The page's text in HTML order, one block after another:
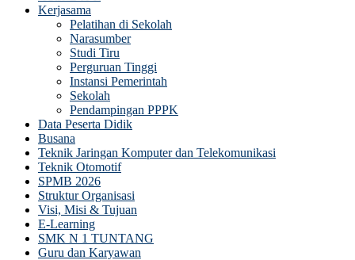
Kerjasama
Pelatihan di Sekolah
Narasumber
Studi Tiru
Perguruan Tinggi
Instansi Pemerintah
Sekolah
Pendampingan PPPK
Data Peserta Didik
Busana
Teknik Jaringan Komputer dan Telekomunikasi
Teknik Otomotif
SPMB 2026
Struktur Organisasi
Visi, Misi & Tujuan
E-Learning
SMK N 1 TUNTANG
Guru dan Karyawan